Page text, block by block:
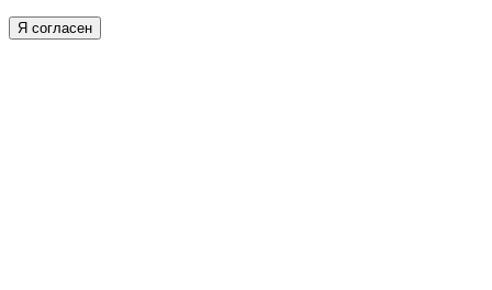
Я согласен